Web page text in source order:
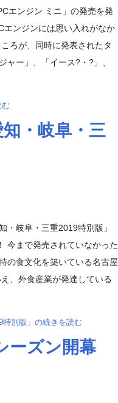
エンジン ミニ」の発売を発
エンジンには思い入れがなか
ろが、同時に発表されたタ
ャー」、「イース?・?」、
む
・岐阜・三
・岐阜・三重2019特別版」
今まで発売されていなかった
の食文化を築いている名古屋
、外食産業が発達している
特別版」の続きを読む
ーズン開幕